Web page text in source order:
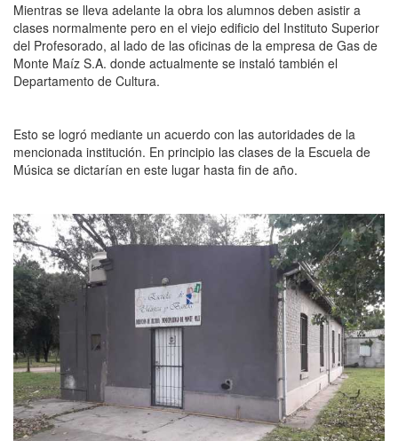
Mientras se lleva adelante la obra los alumnos deben asistir a
clases normalmente pero en el viejo edificio del Instituto Superior
del Profesorado, al lado de las oficinas de la empresa de Gas de
Monte Maíz S.A. donde actualmente se instaló también el
Departamento de Cultura.
Esto se logró mediante un acuerdo con las autoridades de la
mencionada institución. En principio las clases de la Escuela de
Música se dictarían en este lugar hasta fin de año.